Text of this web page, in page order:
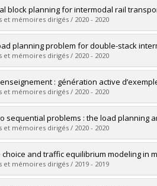
le document dans Papyrus
:Pham, Hoang Giang
Master's
:M. Sc.
le document dans Papyrus
block planning for intermodal rail
et mémoires dirigés / 2020 - 2020
:Morganti, Gianluca
Master's
:M. Sc.
le document dans Papyrus
planning problem for double-stack
et mémoires dirigés / 2020 - 2020
:Mantovani, Serena
Master's
:M. Sc.
le document dans Papyrus
: génération active
et mémoires dirigés / 2020 - 2020
:Larocque, Stéphanie
Master's
:M. Sc.
le document dans Papyrus
sequential problems : the load planning
et mémoires dirigés / 2020 - 2020
:Goyette, Kyle
Master's
:M. Sc.
choice and traffic equilibrium modeling in
et mémoires dirigés / 2019 - 2019